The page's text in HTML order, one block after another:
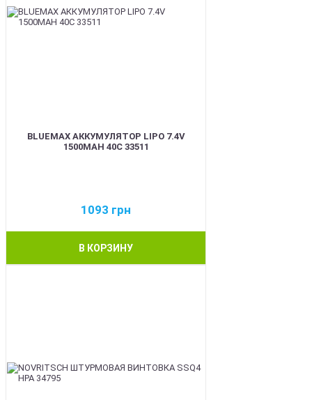
BLUEMAX АККУМУЛЯТОР LIPO 7.4V
1500MAH 40C 33511
1093 грн
В КОРЗИНУ